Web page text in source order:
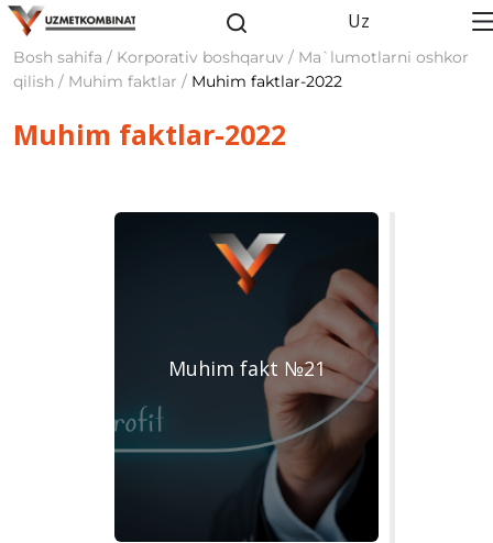
Uz
Bosh sahifa / Korporativ boshqaruv / Ma`lumotlarni oshkor
qilish / Muhim faktlar / Muhim faktlar-2022
Muhim faktlar-2022
Muhim fakt №21